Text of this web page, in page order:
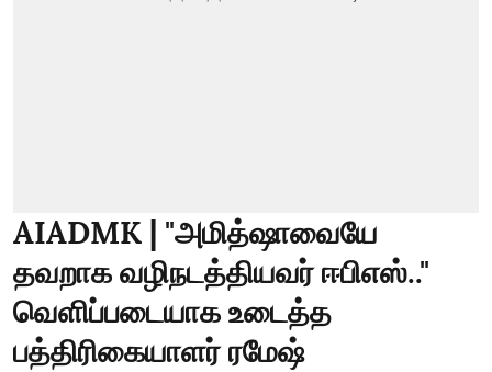
AIADMK | "அமித்ஷாவையே
தவறாக வழிநடத்தியவர் ஈபிஎஸ்.."
வெளிப்படையாக உடைத்த
பத்திரிகையாளர் ரமேஷ்